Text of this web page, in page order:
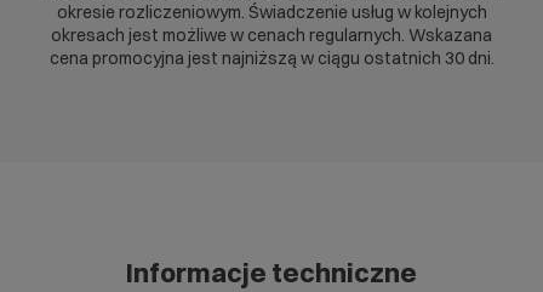
okresie rozliczeniowym. Świadczenie usług w kolejnych
okresach jest możliwe w cenach regularnych. Wskazana
cena promocyjna jest najniższą w ciągu ostatnich 30 dni.
Informacje techniczne